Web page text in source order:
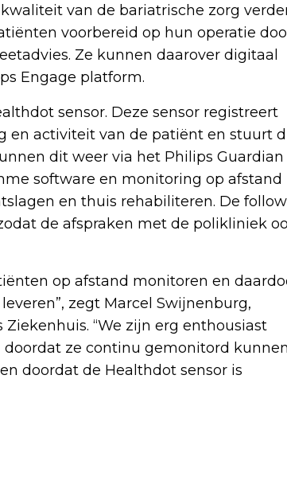
van de bariatrische zorg
voorbereid op hun operatie
Ze kunnen daarover digitaal
Engage platform.
sensor. Deze sensor registreert
en activiteit van de patiënt en stuurt
dit weer via het Philips Guardian
software en monitoring op afstand
en thuis rehabiliteren. De
de afspraken met de polikliniek
op afstand monitoren en
zegt Marcel Swijnenburg,
“We zijn erg enthousiast
ze continu gemonitord kunnen
doordat de Healthdot sensor is